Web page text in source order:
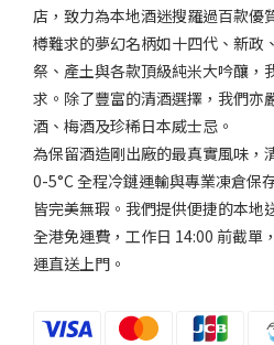
店，致力為本地酒迷搜羅過百款優
樽難求的夢幻名柄如十四代、新政
祭、產土與各款頂級純米大吟釀，
求。除了豐富的清酒選擇，我們亦
酒、梅酒及珍稀日本威士忌。
為保留酒造剛出廠的最真實風味，
0-5°C 全程冷鏈運輸與專業凍倉保
皆完美無瑕。我們提供便捷的本地
全港免運費，工作日 14:00 前截單
運直送上門。